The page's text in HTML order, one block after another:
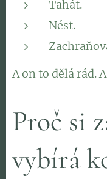
Tahát.
Nést.
A on to dělá rád.
Proč si
vybírá